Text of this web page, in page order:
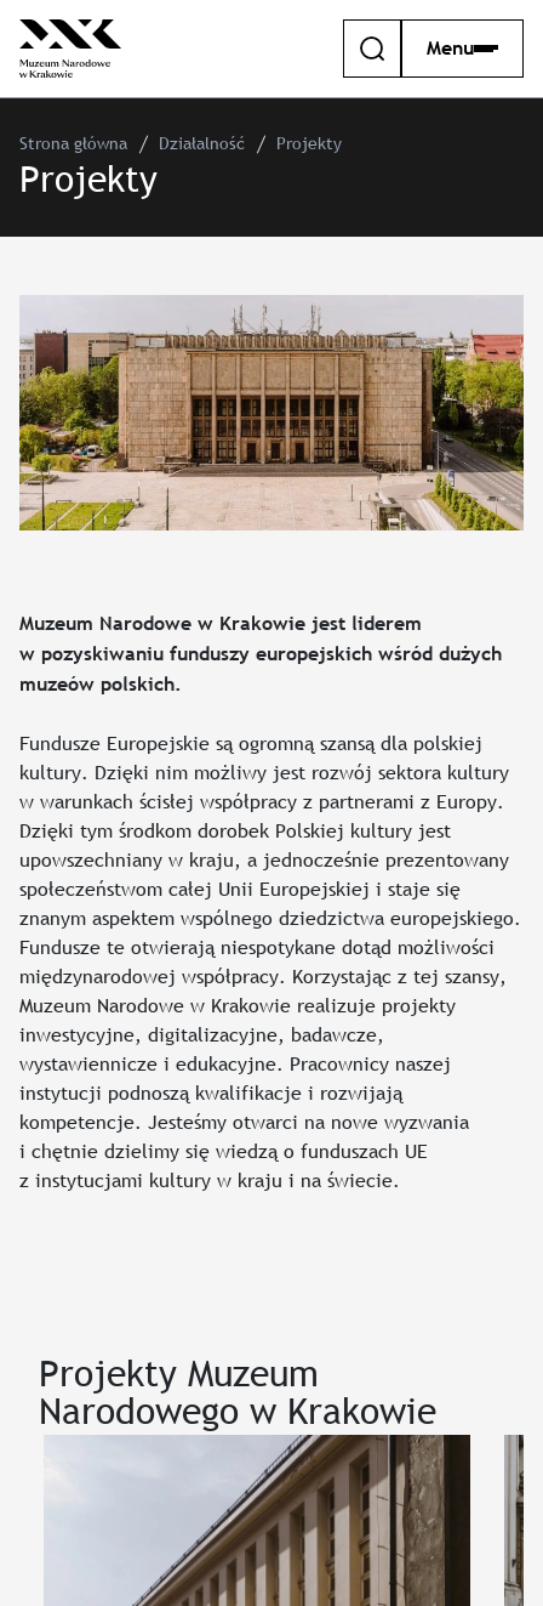
Menu
Strona główna Działalność Projekty
Projekty
Muzeum Narodowe w Krakowie jest liderem
w pozyskiwaniu funduszy europejskich wśród dużych
muzeów polskich.
Fundusze Europejskie są ogromną szansą dla polskiej
kultury. Dzięki nim możliwy jest rozwój sektora kultury
w warunkach ścisłej współpracy z partnerami z Europy.
Dzięki tym środkom dorobek Polskiej kultury jest
upowszechniany w kraju, a jednocześnie prezentowany
społeczeństwom całej Unii Europejskiej i staje się
znanym aspektem wspólnego dziedzictwa europejskiego.
Fundusze te otwierają niespotykane dotąd możliwości
międzynarodowej współpracy. Korzystając z tej szansy,
Muzeum Narodowe w Krakowie realizuje projekty
inwestycyjne, digitalizacyjne, badawcze,
wystawiennicze i edukacyjne. Pracownicy naszej
instytucji podnoszą kwalifikacje i rozwijają
kompetencje. Jesteśmy otwarci na nowe wyzwania
i chętnie dzielimy się wiedzą o funduszach UE
z instytucjami kultury w kraju i na świecie.
Projekty Muzeum
Narodowego w Krakowie